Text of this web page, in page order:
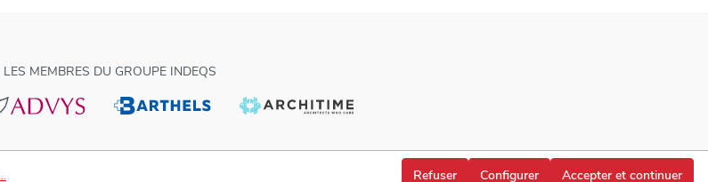
LES MEMBRES DU GROUPE INDEQS
Refuser Configurer Accepter et continuer